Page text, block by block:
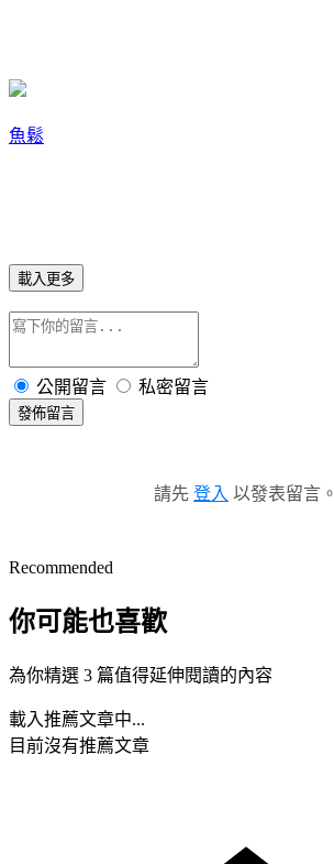
魚鬆
載入更多
公開留言 私密留言
發佈留言
請先 登入 以發表留言。
Recommended
你可能也喜歡
為你精選 3 篇值得延伸閱讀的內容
載入推薦文章中...
目前沒有推薦文章